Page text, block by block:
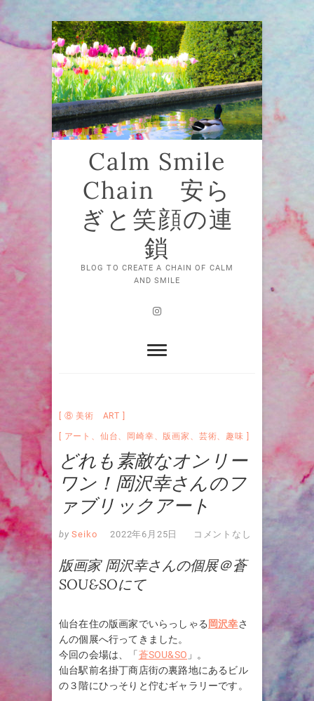
Skip
to
content
Calm Smile
Chain 安ら
ぎと笑顔の連
鎖
BLOG TO CREATE A CHAIN OF CALM
AND SMILE
Instagram
⑧ 美術 ART
アート 仙台 岡崎幸 版画家 芸術 趣味
どれも素敵なオンリー
ワン！岡沢幸さんのフ
ァブリックアート
by Seiko 2022年6月25日 コメントなし
版画家 岡沢幸さんの個展＠蒼
SOU&SOにて
仙台在住の版画家でいらっしゃる 岡沢幸さ
んの個展へ行ってきました。
今回の会場は、「蒼SOU&SO 」。
仙台駅前名掛丁商店街の裏路地にあるビル
の３階にひっそりと佇むギャラリーです。